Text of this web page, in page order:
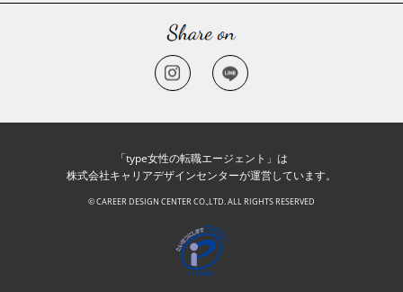
「type女性の転職エージェント」は
株式会社キャリアデザインセンターが運営しています。
© CAREER DESIGN CENTER CO.,LTD. ALL RIGHTS RESERVED